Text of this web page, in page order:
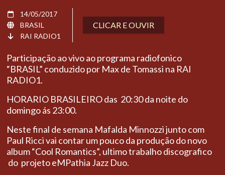
14/05/2017
BRASIL
RAI RADIO1
CLICAR E OUVIR
Participação ao vivo ao programa radiofonico
“BRASIL” conduzido por Max de Tomassi na RAI
RADIO1.
HORARIO BRASILEIRO das 20:30 da noite do
domingo ás 23:00.
Neste final de semana Mafalda Minnozzi junto com
Paul Ricci vai contar um pouco da produção do novo
album “Cool Romantics”, ultimo trabalho discografico
do projeto eMPathia Jazz Duo.